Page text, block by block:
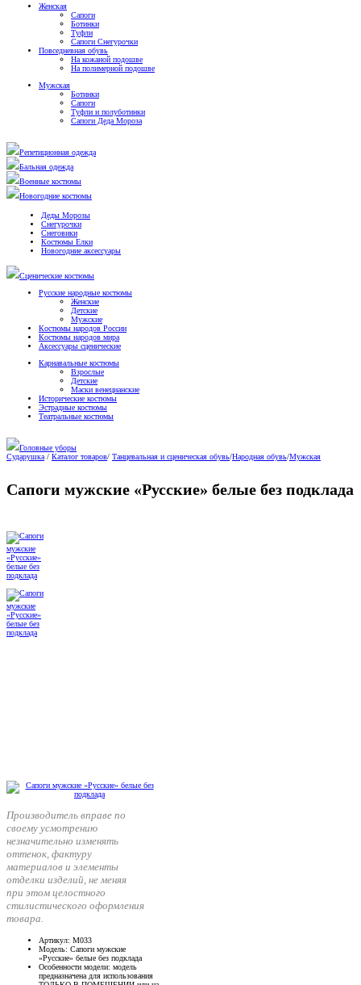
Женская
Сапоги
Ботинки
Туфли
Сапоги Снегурочки
Повседневная обувь
На кожаной подошве
На полимерной подошве
Мужская
Ботинки
Сапоги
Туфли и полуботинки
Сапоги Деда Мороза
Репетиционная одежда
Бальная одежда
Военные костюмы
Новогодние костюмы
Деды Морозы
Снегурочки
Снеговики
Костюмы Елки
Новогодние аксессуары
Сценические костюмы
Русские народные костюмы
Женские
Детские
Мужские
Костюмы народов России
Костюмы народов мира
Аксессуары сценические
Карнавальные костюмы
Взрослые
Детские
Маски венецианские
Исторические костюмы
Эстрадные костюмы
Театральные костюмы
Головные уборы
Сударушка / Каталог товаров/ Танцевальная и сценическая обувь/Народная обувь/Мужская
Сапоги мужские «Русские» белые без подклада
Производитель вправе по
своему усмотрению
незначительно изменять
оттенок, фактуру
материалов и элементы
отделки изделий, не меняя
при этом целостного
стилистического оформления
товара.
Артикул: М033
Модель: Сапоги мужские
«Русские» белые без подклада
Особенности модели: модель
предназначена для использования